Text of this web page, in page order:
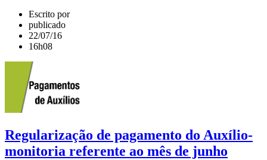
Escrito por
publicado
22/07/16
16h08
Regularização de pagamento do Auxílio-
monitoria referente ao mês de junho